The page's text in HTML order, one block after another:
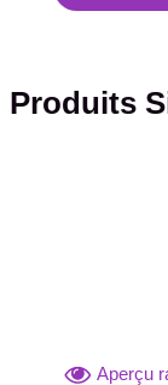
Produits
Aperçu